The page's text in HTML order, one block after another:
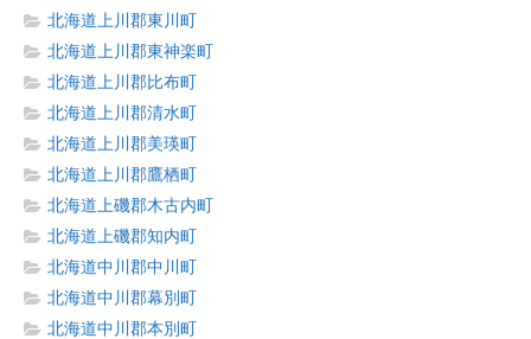
北海道上川郡東川町
北海道上川郡東神楽町
北海道上川郡比布町
北海道上川郡清水町
北海道上川郡美瑛町
北海道上川郡鷹栖町
北海道上磯郡木古内町
北海道上磯郡知内町
北海道中川郡中川町
北海道中川郡幕別町
北海道中川郡本別町